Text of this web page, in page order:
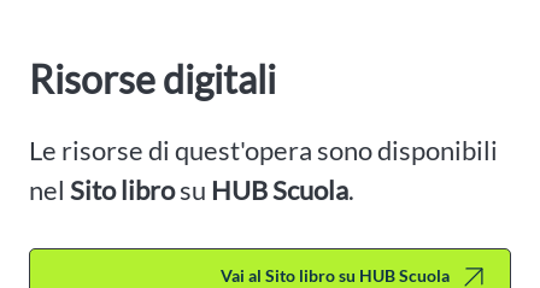
Risorse digitali
Le risorse di quest'opera sono disponibili
nel Sito librosu HUB Scuola.
Vai al Sito libro su HUB Scuola